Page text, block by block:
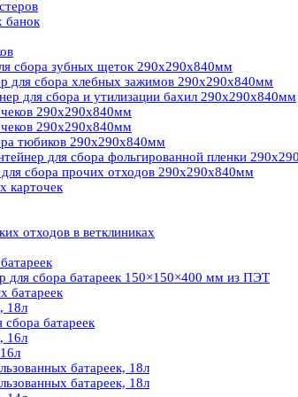
банок
сбора зубных щеток 290х290х840мм
для сбора хлебных зажимов 290х290х840мм
для сбора и утилизации бахил 290х290х840мм
290х290х840мм
290х290х840мм
тюбиков 290х290х840мм
для сбора фольгированной пленки
сбора прочих отходов 290х290х840мм
карточек
отходов в ветклиниках
батареек и крышечек
скосом для батареек и крышечек
карточек
сбора мусора со скосом
для сбора батареек 150×150×400 мм из ПЭТ
батареек
18л
батареек
16л
батареек, 18л
батареек, 18л